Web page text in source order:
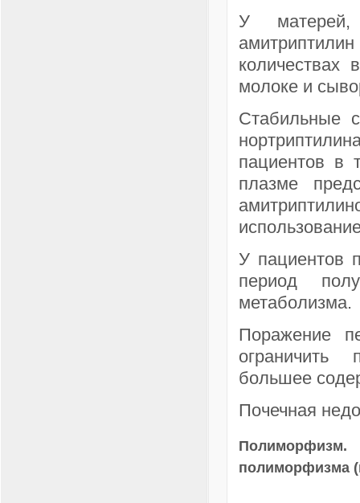
У матерей,
количествах
молоке и
Стабильные
пациентов в
плазме
У пациентов
период
метаболизма.
Поражение
ограничить
большее
Почечная
Полиморфизм.
полиморфизма